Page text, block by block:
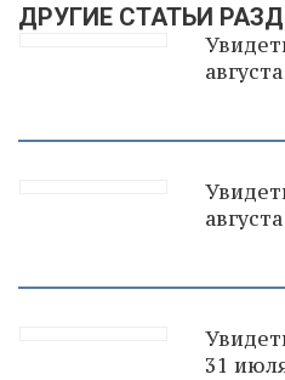
ДРУГИЕ СТАТЬИ
31